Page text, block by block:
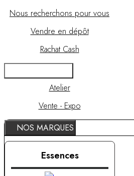
Nous recherchons pour vous
Vendre en dépôt
Rachat Cash
Atelier
Vente - Expo
NOS MARQUES
Essences